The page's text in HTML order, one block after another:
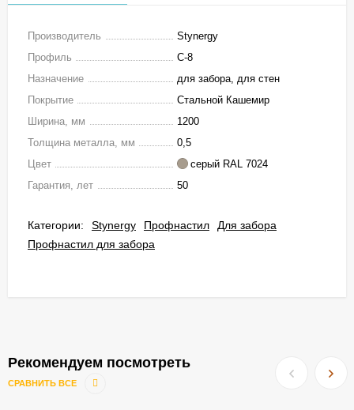
Производитель
Stynergy
Профиль
С-8
Назначение
для забора, для стен
Покрытие
Стальной Кашемир
Ширина, мм
1200
Толщина металла, мм
0,5
Цвет
серый RAL 7024
Гарантия, лет
50
Категории: Stynergy Профнастил
Для забора
Профнастил для забора
Рекомендуем посмотреть
СРАВНИТЬ ВСЕ